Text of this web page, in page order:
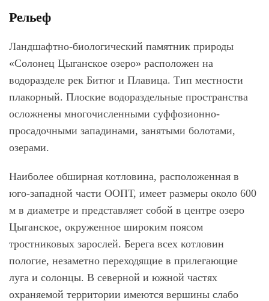
Рельеф
Ландшафтно-биологический памятник природы
«Солонец Цыганское озеро» расположен на
водоразделе рек Битюг и Плавица. Тип местности
плакорный. Плоские водораздельные пространства
осложнены многочисленными суффозионно-
просадочными западинами, занятыми болотами,
озерами.
Наиболее обширная котловина, расположенная в
юго-западной части ООПТ, имеет размеры около 600
м в диаметре и представляет собой в центре озеро
Цыганское, окруженное широким поясом
тростниковых зарослей. Берега всех котловин
пологие, незаметно переходящие в прилегающие
луга и солонцы. В северной и южной частях
охраняемой территории имеются вершины слабо